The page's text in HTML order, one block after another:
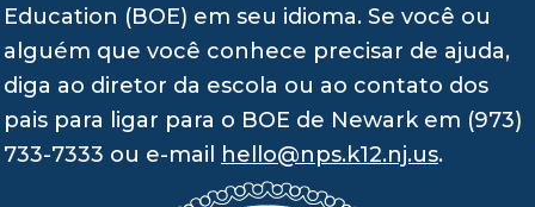
Education (BOE) em seu idioma. Se você ou
alguém que você conhece precisar de ajuda,
diga ao diretor da escola ou ao contato dos
pais para ligar para o BOE de Newark em (973)
733-7333 ou e-mail
hello@nps.k12.nj.us.